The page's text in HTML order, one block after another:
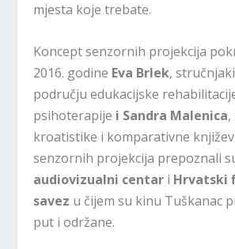
mjesta koje trebate.
Koncept senzornih projekcija
2016. godine Eva Brlek,
području edukacijske
psihoterapije i Sandra Malenica
kroatistike i komparativne
senzornih projekcija prepoznali
audiovizualni centar i Hrvatski
savez u čijem su kinu Tuškanac
put i održane.